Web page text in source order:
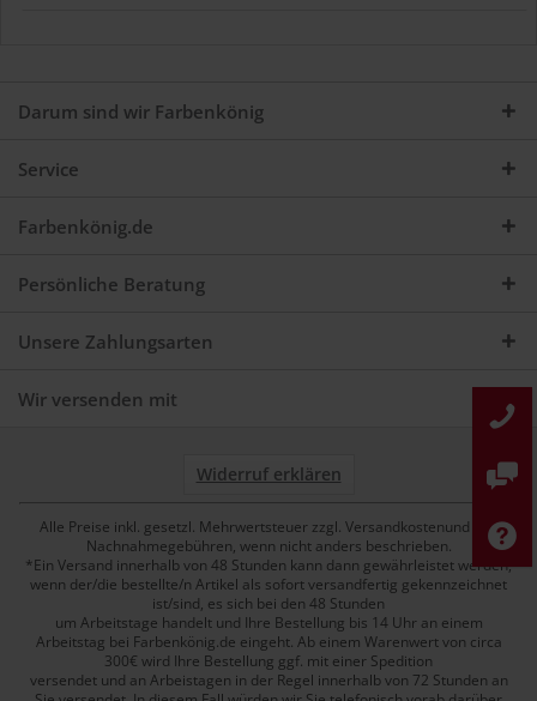
Darum sind wir Farbenkönig
Service
Farbenkönig.de
Persönliche Beratung
Unsere Zahlungsarten
Wir versenden mit
Widerruf erklären
Alle Preise inkl. gesetzl. Mehrwertsteuer zzgl. Versandkostenund ggf.
Nachnahmegebühren, wenn nicht anders beschrieben.
*Ein Versand innerhalb von 48 Stunden kann dann gewährleistet werden,
wenn der/die bestellte/n Artikel als sofort versandfertig gekennzeichnet
ist/sind, es sich bei den 48 Stunden
um Arbeitstage handelt und Ihre Bestellung bis 14 Uhr an einem
Arbeitstag bei Farbenkönig.de eingeht. Ab einem Warenwert von circa
300€ wird Ihre Bestellung ggf. mit einer Spedition
versendet und an Arbeistagen in der Regel innerhalb von 72 Stunden an